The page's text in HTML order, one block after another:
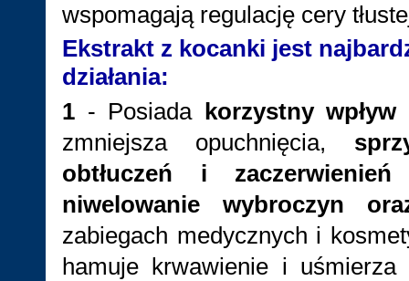
wspomagają regulację cery
Ekstrakt z kocanki jest
działania:
1 - Posiada korzystny
zmniejsza opuchnięcia,
obtłuczeń i
niwelowanie wybroczyn
zabiegach medycznych i
hamuje krwawienie i uśmierza